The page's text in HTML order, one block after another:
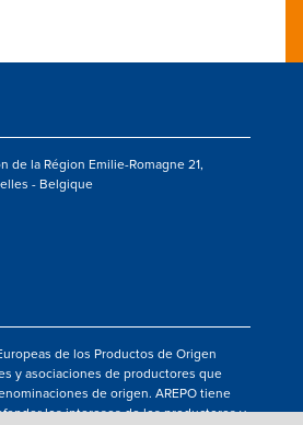
de la Région Emilie-Romagne 21,
- Belgique
de los Productos de Origen
y asociaciones de productores que
de origen. AREPO tiene
los intereses de los productores y